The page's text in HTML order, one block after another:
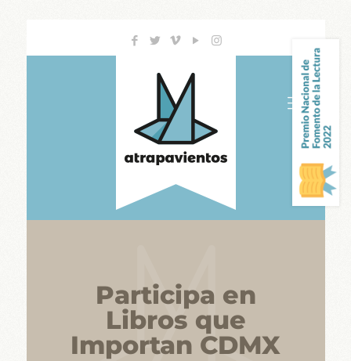
Participa en
Libros que
Importan CDMX